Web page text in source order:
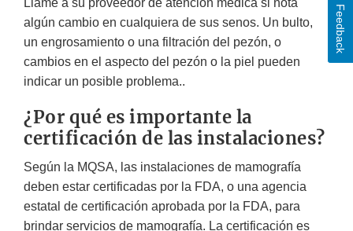
Llame a su proveedor de atención médica si nota
algún cambio en cualquiera de sus senos. Un bulto,
un engrosamiento o una filtración del pezón, o
cambios en el aspecto del pezón o la piel pueden
indicar un posible problema..
¿Por qué es importante la
certificación de las instalaciones?
Según la MQSA, las instalaciones de mamografía
deben estar certificadas por la FDA, o una agencia
estatal de certificación aprobada por la FDA, para
brindar servicios de mamografía. La certificación es
Feedback